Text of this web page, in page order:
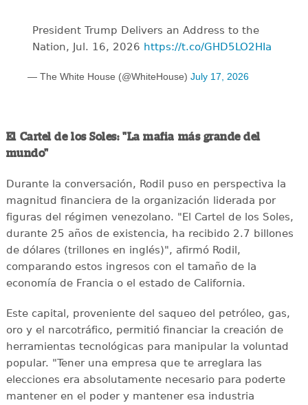
President Trump Delivers an Address to the
Nation, Jul. 16, 2026 https://t.co/GHD5LO2HIa
— The White House (@WhiteHouse) July 17, 2026
El Cartel de los Soles: "La mafia más grande del
mundo"
Durante la conversación, Rodil puso en perspectiva la
magnitud financiera de la organización liderada por
figuras del régimen venezolano. "El Cartel de los Soles,
durante 25 años de existencia, ha recibido 2.7 billones
de dólares (trillones en inglés)", afirmó Rodil,
comparando estos ingresos con el tamaño de la
economía de Francia o el estado de California.
Este capital, proveniente del saqueo del petróleo, gas,
oro y el narcotráfico, permitió financiar la creación de
herramientas tecnológicas para manipular la voluntad
popular. "Tener una empresa que te arreglara las
elecciones era absolutamente necesario para poderte
mantener en el poder y mantener esa industria